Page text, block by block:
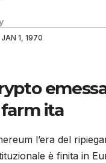
JAN 1, 1970
ita
l’era del
è finita in